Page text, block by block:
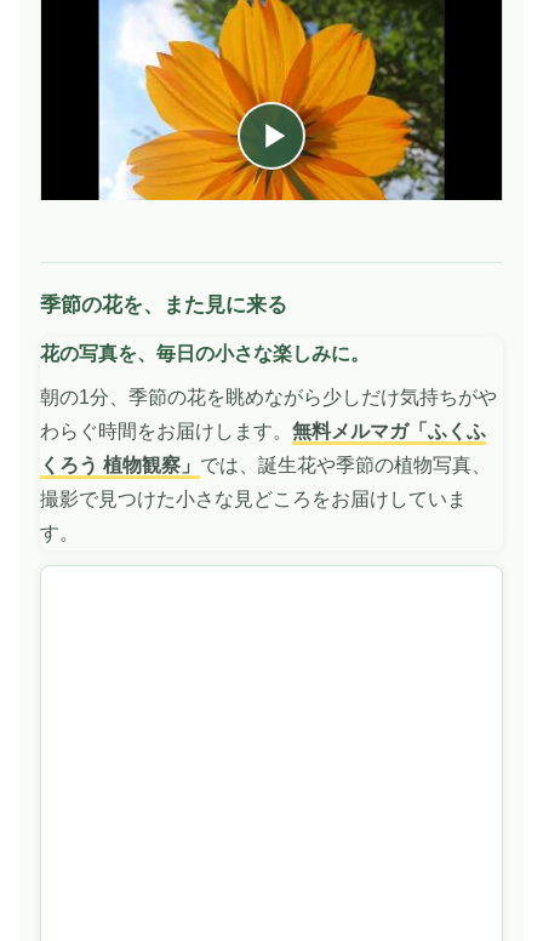
動
画
を
生
季節の花を、また見に来る
花の写真を、毎日の小さな楽しみに。
朝の1分、季節の花を眺めながら少しだけ気持ちがや
わらぐ時間をお届けします。 無料メルマガ「ふくふ
くろう 植物観察」 では、誕生花や季節の植物写真、
撮影で見つけた小さな見どころをお届けしていま
す。